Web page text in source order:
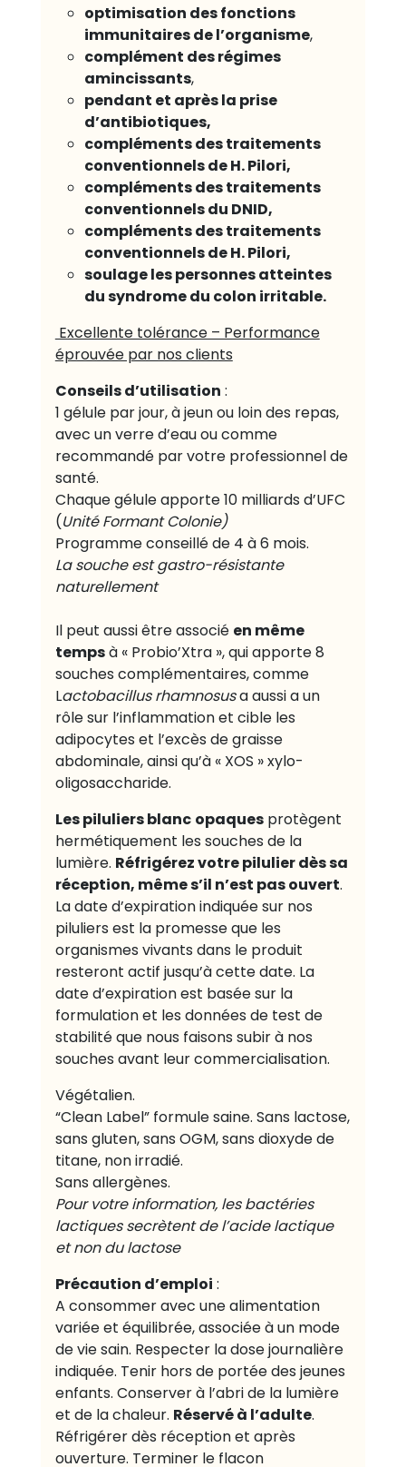
optimisation des fonctions
immunitaires de l’organisme,
complément des régimes
amincissants,
pendant et après la prise
d’antibiotiques,
compléments des traitements
conventionnels de H. Pilori,
compléments des traitements
conventionnels du DNID,
compléments des traitements
conventionnels de H. Pilori,
soulage les personnes atteintes
du syndrome du colon irritable.
Excellente tolérance – Performance
éprouvée par nos clients
Conseils d’utilisation:
1 gélule par jour, à jeun ou loin des repas,
avec un verre d’eau ou comme
recommandé par votre professionnel de
santé.
Chaque gélule apporte 10 milliards d’UFC
(Unité Formant Colonie)
Programme conseillé de 4 à 6 mois.
La souche est gastro-résistante
naturellement
Il peut aussi être associéen même
tempsà « Probio’Xtra », qui apporte 8
souches complémentaires, comme
Lactobacillus rhamnosusa aussi a un
rôle sur l’inflammation et cible les
adipocytes et l’excès de graisse
abdominale, ainsi qu’à « XOS » xylo-
oligosaccharide.
Les piluliers blancopaquesprotègent
hermétiquement les souches de la
lumière. Réfrigérez votre pilulier dès sa
réception, même s’il n’est pas ouvert.
La date d’expiration indiquée sur nos
piluliers est la promesse que les
organismes vivants dans le produit
resteront actif jusqu’à cette date. La
date d’expiration est basée sur la
formulation et les données de test de
stabilité que nous faisons subir à nos
souches avant leur commercialisation.
Végétalien.
“Clean Label” formule saine. Sans lactose,
sans gluten, sans OGM, sans dioxyde de
titane, non irradié.
Sans allergènes.
Pour votre information, les bactéries
lactiques secrètent de l’acide lactique
et non du lactose
Précaution d’emploi:
A consommer avec une alimentation
variée et équilibrée, associée à un mode
de vie sain. Respecter la dose journalière
indiquée. Tenir hors de portée des jeunes
enfants. Conserver à l’abri de la lumière
et de la chaleur. Réservé à l’adulte.
Réfrigérer dès réception et après
ouverture. Terminer le flacon